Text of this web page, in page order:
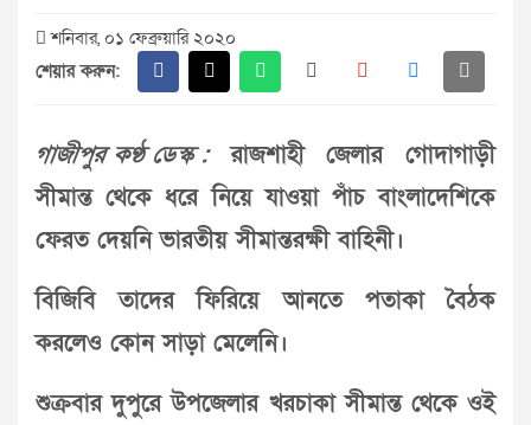
শনিবার, ০১ ফেব্রুয়ারি ২০২০
শেয়ার করুন:
গাজীপুর কণ্ঠ ডেস্ক :রাজশাহী জেলার গোদাগাড়ী
সীমান্ত থেকে ধরে নিয়ে যাওয়া পাঁচ বাংলাদেশিকে
ফেরত দেয়নি ভারতীয় সীমান্তরক্ষী বাহিনী।
বিজিবি তাদের ফিরিয়ে আনতে পতাকা বৈঠক
করলেও কোন সাড়া মেলেনি।
শুক্রবার দুপুরে উপজেলার খরচাকা সীমান্ত থেকে ওই